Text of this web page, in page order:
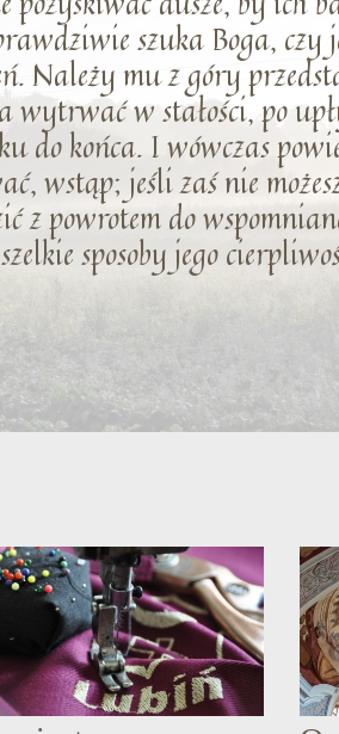
szuka Boga,
Należy mu z góry
wytrwać w stałości, po
do końca. I wówczas
wstąp; jeśli zaś nie
z powrotem do
sposoby jego